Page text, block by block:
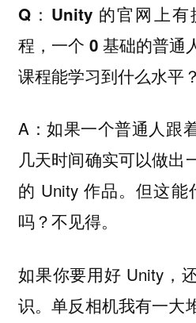
Q：Unity 的官网上
程，一个 0 基础的普通
课程能学习到什么水平？
A：如果一个普通人跟
几天时间确实可以做出
的 Unity 作品。但这
吗？不见得。
如果你要用好 Unity，
识。单反相机我有一大